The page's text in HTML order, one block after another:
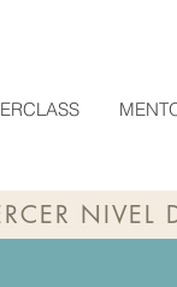
NIVEL